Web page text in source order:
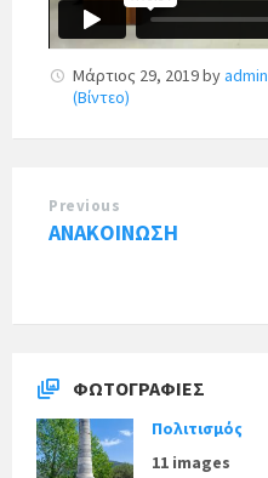
Μάρτιος 29, 2019byadmin
(Βίντεο)
Previous
ΑΝΑΚΟΙΝΩΣΗ
ΦΩΤΟΓΡΑΦΊΕΣ
Πολιτισμός
11 images